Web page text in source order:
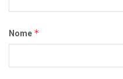
Nome *